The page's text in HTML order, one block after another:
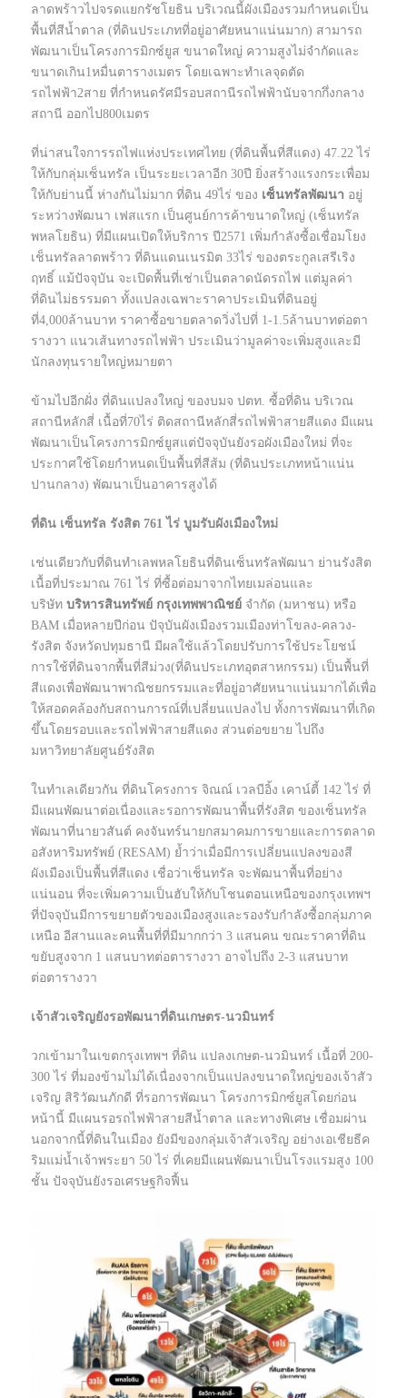
ลาดพร้าวไปจรดแยกรัชโยธิน บริเวณนี้ผังเมืองรวมกำหนดเป็น
พื้นที่สีน้ำตาล (ที่ดินประเภทที่อยู่อาศัยหนาแน่นมาก) สามารถ
พัฒนาเป็นโครงการมิกซ์ยูส ขนาดใหญ่ ความสูงไม่จำกัดและ
ขนาดเกิน1หมื่นตารางเมตร โดยเฉพาะทำเลจุดตัด
รถไฟฟ้า2สาย ที่กำหนดรัศมีรอบสถานีรถไฟฟ้านับจากกึ่งกลาง
สถานี ออกไป800เมตร
ที่น่าสนใจการรถไฟแห่งประเทศไทย (ที่ดินพื้นที่สีแดง) 47.22 ไร่
ให้กับกลุ่มเซ็นทรัล เป็นระยะเวลาอีก 30ปี ยิ่งสร้างแรงกระเพื่อม
ให้กับย่านนี้ ห่างกันไม่มาก ที่ดิน 49ไร่ ของ เซ็นทรัลพัฒนา อยู่
ระหว่างพัฒนา เฟสแรก เป็นศูนย์การค้าขนาดใหญ่ (เซ็นทรัล
พหลโยธิน) ที่มีแผนเปิดให้บริการ ปี2571 เพิ่มกำลังซื้อเชื่อมโยง
เช็นทรัลลาดพร้าว ที่ดินแดนเนรมิต 33ไร่ ของตระกูลเสรีเริง
ฤทธิ์ แม้ปัจจุบัน จะเปิดพื้นที่เช่าเป็นตลาดนัดรถไฟ แต่มูลค่า
ที่ดินไม่ธรรมดา ทั้งแปลงเฉพาะราคาประเมินที่ดินอยู่
ที่4,000ล้านบาท ราคาซื้อขายตลาดวิ่งไปที่ 1-1.5ล้านบาทต่อตา
รางวา แนวเส้นทางรถไฟฟ้า ประเมินว่ามูลค่าจะเพิ่มสูงและมี
นักลงทุนรายใหญ่หมายตา
ข้ามไปอีกฝั่ง ที่ดินแปลงใหญ่ ของบมจ ปตท. ซื้อที่ดิน บริเวณ
สถานีหลักสี่ เนื้อที่70ไร่ ติดสถานีหลักสี่รถไฟฟ้าสายสีแดง มีแผน
พัฒนาเป็นโครงการมิกซ์ยูสแต่ปัจจุบันยังรอผังเมืองใหม่ ที่จะ
ประกาศใช้โดยกำหนดเป็นพื้นที่สีส้ม (ที่ดินประเภทหน้าแน่น
ปานกลาง) พัฒนาเป็นอาคารสูงได้
ที่ดิน เซ็นทรัล รังสิต 761 ไร่ บูมรับผังเมืองใหม่
เช่นเดียวกับที่ดินทำเลพหลโยธินที่ดินเซ็นทรัลพัฒนา ย่านรังสิต
เนื้อที่ประมาณ 761 ไร่ ที่ซื้อต่อมาจากไทยเมล่อนและ
บริษัท บริหารสินทรัพย์ กรุงเทพพาณิชย์ จำกัด (มหาชน) หรือ
BAM เมื่อหลายปีก่อน ปัจุบันผังเมืองรวมเมืองท่าโขลง-คลวง-
รังสิต จังหวัดปทุมธานี มีผลใช้แล้วโดยปรับการใช้ประโยชน์
การใช้ที่ดินจากพื้นที่สีม่วง(ที่ดินประเภทอุตสาหกรรม) เป็นพื้นที่
สีแดงเพื่อพัฒนาพาณิชยกรรมและที่อยู่อาศัยหนาแน่นมากได้เพื่อ
ให้สอดคล้องกับสถานการณ์ที่เปลี่ยนแปลงไป ทั้งการพัฒนาที่เกิด
ขึ้นโดยรอบและรถไฟฟ้าสายสีแดง ส่วนต่อขยาย ไปถึง
มหาวิทยาลัยศูนย์รังสิต
ในทำเลเดียวกัน ที่ดินโครงการ จิณณ์ เวลบีอิ้ง เคาน์ตี้ 142 ไร่ ที่
มีแผนพัฒนาต่อเนื่องและรอการพัฒนาพื้นที่รังสิต ของเซ็นทรัล
พัฒนาที่นายวสันต์ คงจันทร์นายกสมาคมการขายและการตลาด
อสังหาริมทรัพย์ (RESAM) ย้ำว่าเมื่อมีการเปลี่ยนแปลงของสี
ผังเมืองเป็นพื้นที่สีแดง เชื่อว่าเช็นทรัล จะพัฒนาพื้นที่อย่าง
แน่นอน ที่จะเพิ่มความเป็นฮับให้กับโชนตอนเหนือของกรุงเทพฯ
ที่ปัจจุบันมีการขยายตัวของเมืองสูงและรองรับกำลังซื้อกลุ่มภาค
เหนือ อีสานและคนพื้นที่ที่มีมากกว่า 3 แสนคน ขณะราคาที่ดิน
ขยับสูงจาก 1 แสนบาทต่อตารางวา อาจไปถึง 2-3 แสนบาท
ต่อตารางวา
เจ้าสัวเจริญยังรอพัฒนาที่ดินเกษตร-นวมินทร์
วกเข้ามาในเขตกรุงเทพฯ ที่ดิน แปลงเกษต-นวมินทร์ เนื้อที่ 200-
300 ไร่ ที่มองข้ามไม่ได้เนื่องจากเป็นแปลงขนาดใหญ่ของเจ้าสัว
เจริญ สิริวัฒนภักดี ที่รอการพัฒนา โครงการมิกซ์ยูสโดยก่อน
หน้านี้ มีแผนรอรถไฟฟ้าสายสีน้ำตาล และทางพิเศษ เชื่อมผ่าน
นอกจากนี้ที่ดินในเมือง ยังมีของกลุ่มเจ้าสัวเจริญ อย่างเอเชียธีค
ริมแม่น้ำเจ้าพระยา 50 ไร่ ที่เคยมีแผนพัฒนาเป็นโรงแรมสูง 100
ชั้น ปัจจุบันยังรอเศรษฐกิจฟื้น